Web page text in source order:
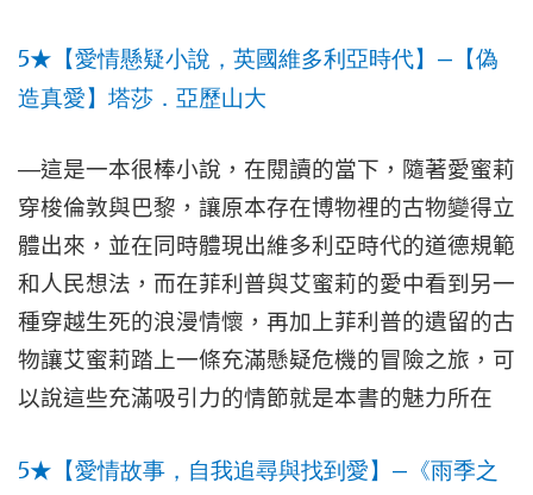
5★ 【愛情懸疑小說，英國維多利亞時代】 — 【偽
造真愛】塔莎．亞歷山大
—這是一本很棒小說，在閱讀的當下，隨著愛蜜莉
穿梭倫敦與巴黎，讓原本存在博物裡的古物變得立
體出來，並在同時體現出維多利亞時代的道德規範
和人民想法，而在菲利普與艾蜜莉的愛中看到另一
種穿越生死的浪漫情懷，再加上菲利普的遺留的古
物讓艾蜜莉踏上一條充滿懸疑危機的冒險之旅，可
以說這些充滿吸引力的情節就是本書的魅力所在
5★ 【愛情故事，自我追尋與找到愛】 — 《雨季之